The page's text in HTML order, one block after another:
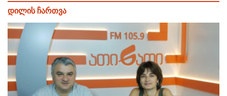
დილის ჩართვა